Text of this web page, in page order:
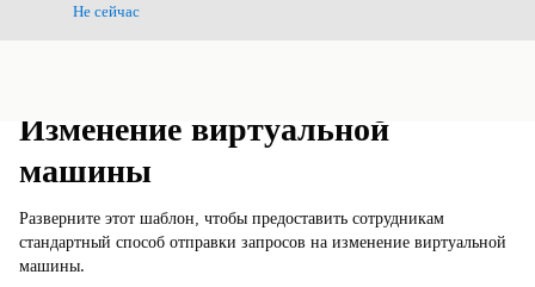
Не сейчас
Изменение виртуальной
машины
Разверните этот шаблон, чтобы предоставить сотрудникам
стандартный способ отправки запросов на изменение виртуальной
машины.